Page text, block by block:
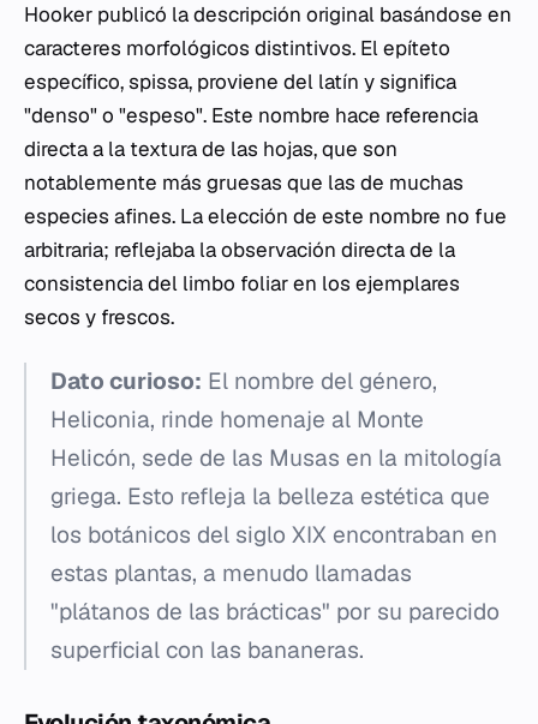
Hooker publicó la descripción original basándose en
caracteres morfológicos distintivos. El epíteto
específico,spissa, proviene del latín y significa
"denso" o "espeso". Este nombre hace referencia
directa a la textura de las hojas, que son
notablemente más gruesas que las de muchas
especies afines. La elección de este nombre no fue
arbitraria; reflejaba la observación directa de la
consistencia del limbo foliar en los ejemplares
secos y frescos.
Dato curioso: El nombre del género,
Heliconia, rinde homenaje al Monte
Helicón, sede de las Musas en la mitología
griega. Esto refleja la belleza estética que
los botánicos del siglo XIX encontraban en
estas plantas, a menudo llamadas
"plátanos de las brácticas" por su parecido
superficial con las bananeras.